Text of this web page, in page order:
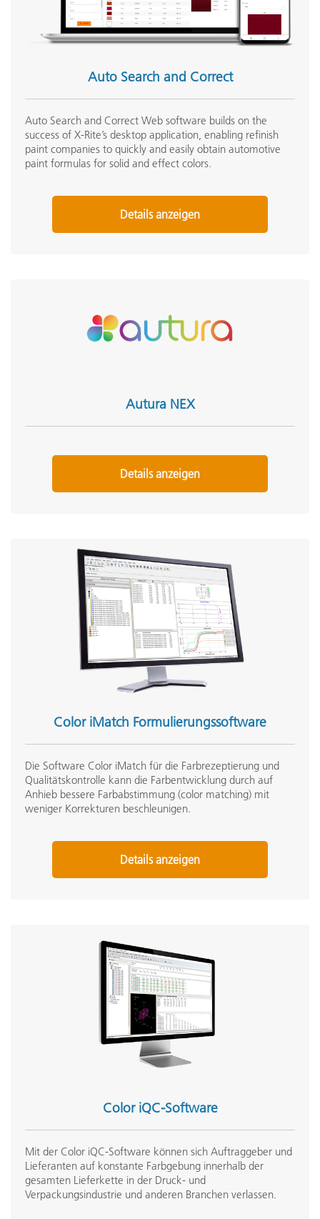
Auto Search and Correct
Auto Search and Correct Web software builds on the
success of X-Rite’s desktop application, enabling refinish
paint companies to quickly and easily obtain automotive
paint formulas for solid and effect colors.
Details anzeigen
Autura NEX
Details anzeigen
Color iMatch Formulierungssoftware
Die Software Color iMatch für die Farbrezeptierung und
Qualitätskontrolle kann die Farbentwicklung durch auf
Anhieb bessere Farbabstimmung (color matching) mit
weniger Korrekturen beschleunigen.
Details anzeigen
Color iQC-Software
Mit der Color iQC-Software können sich Auftraggeber und
Lieferanten auf konstante Farbgebung innerhalb der
gesamten Lieferkette in der Druck- und
Verpackungsindustrie und anderen Branchen verlassen.